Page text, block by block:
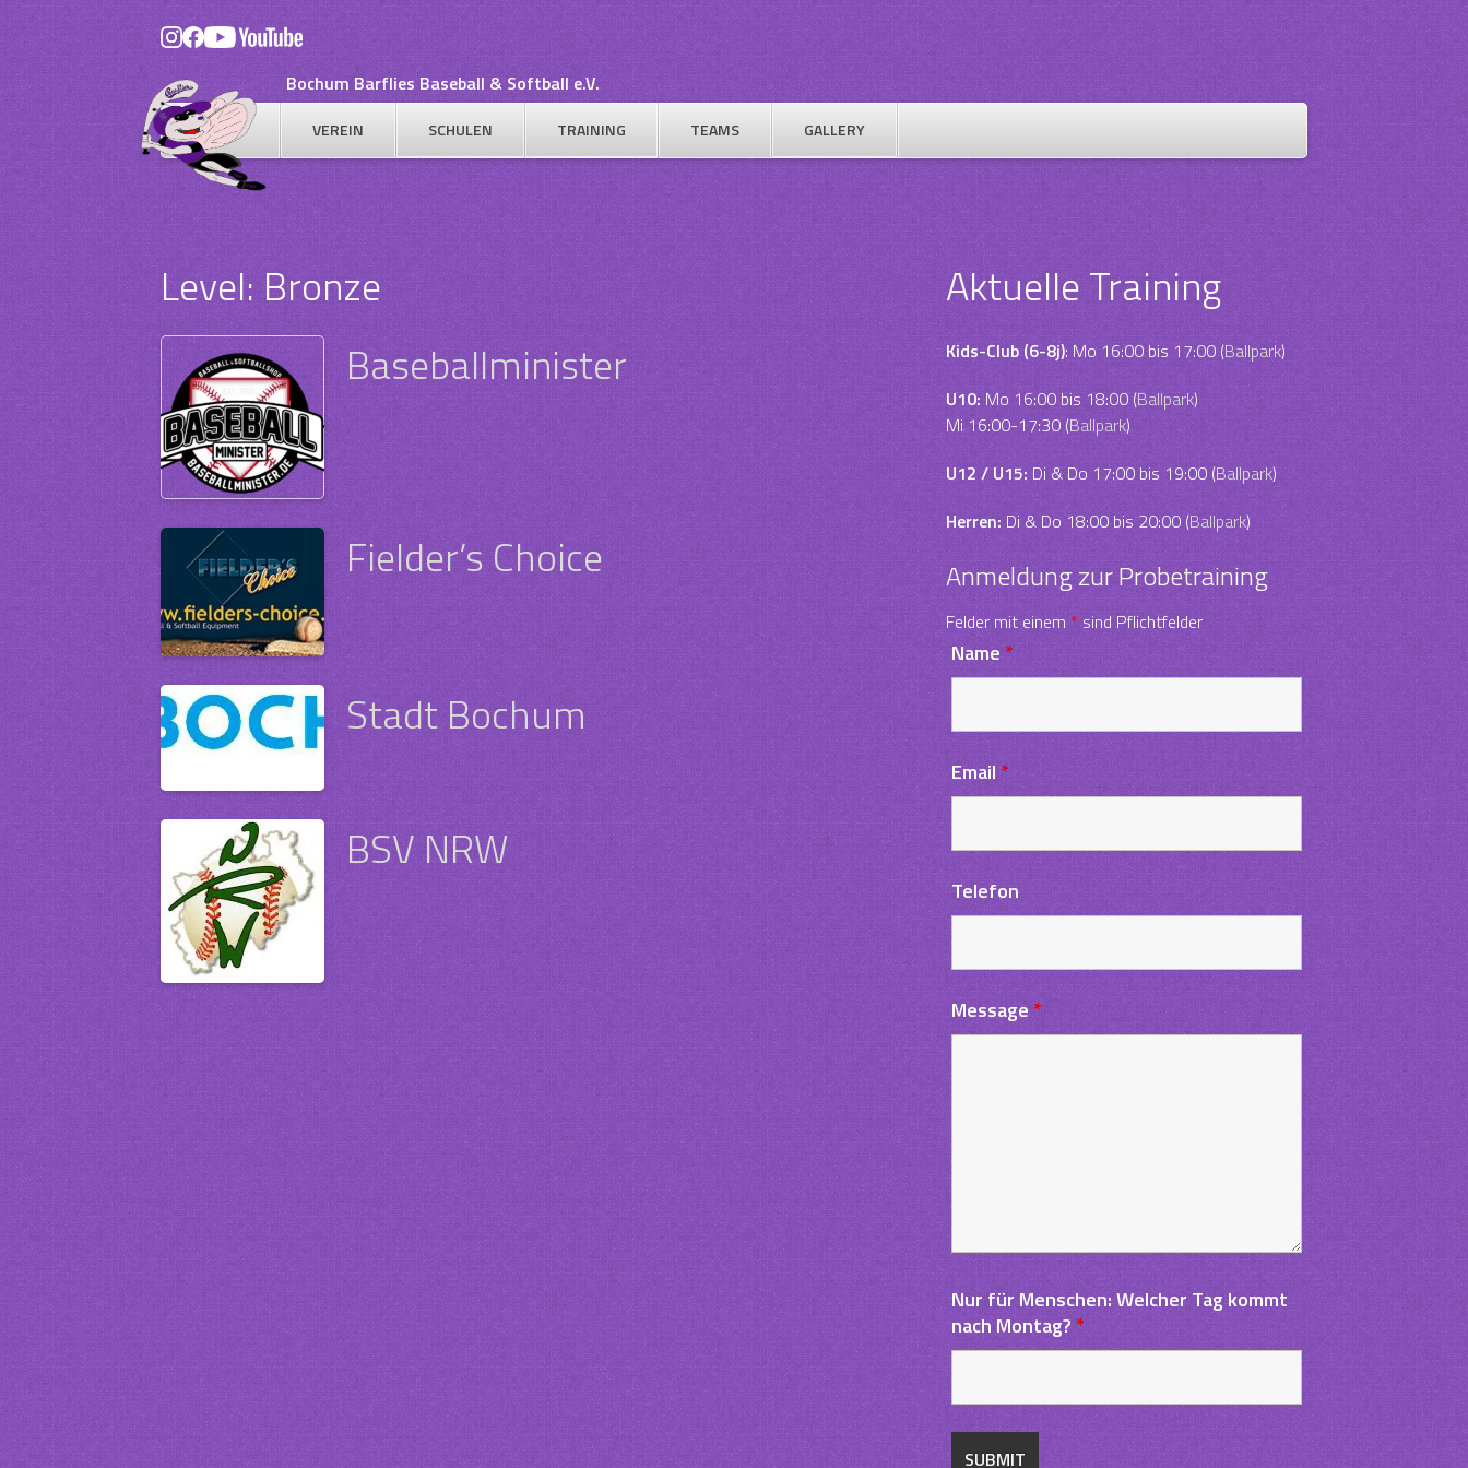
Skip
content
Bochum Barflies Baseball & Softball e.V.
VEREIN SCHULEN TRAINING TEAMS GALLERY
Level:Bronze
Baseballminister
Fielder’s Choice
Stadt Bochum
BSV NRW
Aktuelle Training
Kids-Club (6-8j): Mo 16:00 bis 17:00 (Ballpark)
U10:Mo 16:00 bis 18:00 (Ballpark)
Mi 16:00-17:30 (Ballpark)
U12 / U15:Di & Do 17:00 bis 19:00 (Ballpark)
Herren:Di & Do 18:00 bis 20:00 (Ballpark)
Anmeldung zur Probetraining
Felder mit einem*sind Pflichtfelder
Name*
Email *
Telefon
Message*
Nur für Menschen: Welcher Tag kommt
nach Montag?*